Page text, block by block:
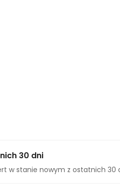
30 dni
w stanie nowym z ostatnich 30